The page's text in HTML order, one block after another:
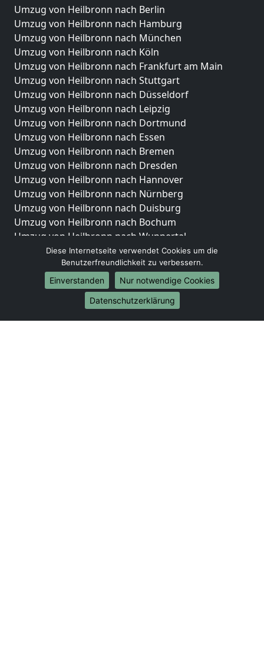
Umzug von Heilbronn nach Berlin
Umzug von Heilbronn nach Hamburg
Umzug von Heilbronn nach München
Umzug von Heilbronn nach Köln
Umzug von Heilbronn nach Frankfurt am Main
Umzug von Heilbronn nach Stuttgart
Umzug von Heilbronn nach Düsseldorf
Umzug von Heilbronn nach Leipzig
Umzug von Heilbronn nach Dortmund
Umzug von Heilbronn nach Essen
Umzug von Heilbronn nach Bremen
Umzug von Heilbronn nach Dresden
Umzug von Heilbronn nach Hannover
Umzug von Heilbronn nach Nürnberg
Umzug von Heilbronn nach Duisburg
Umzug von Heilbronn nach Bochum
Umzug von Heilbronn nach Wuppertal
Umzug von Heilbronn nach Bielefeld
Umzug von Heilbronn nach Bonn
Umzug von Heilbronn nach Münster
Internationale-Umzüge
Umzug von Heilbronn nach Brasilien
Diese Internetseite verwendet Cookies um die
Benutzerfreundlichkeit zu verbessern.
Einverstanden
Nur notwendige Cookies
Datenschutzerklärung